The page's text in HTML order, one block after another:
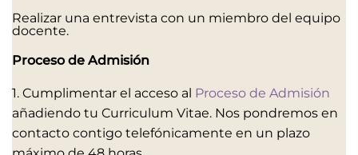
Realizar una entrevista con un miembro del equipo
docente.
Proceso de Admisión
1. Cumplimentar el acceso al Proceso de Admisión
añadiendo tu Curriculum Vitae. Nos pondremos en
contacto contigo telefónicamente en un plazo